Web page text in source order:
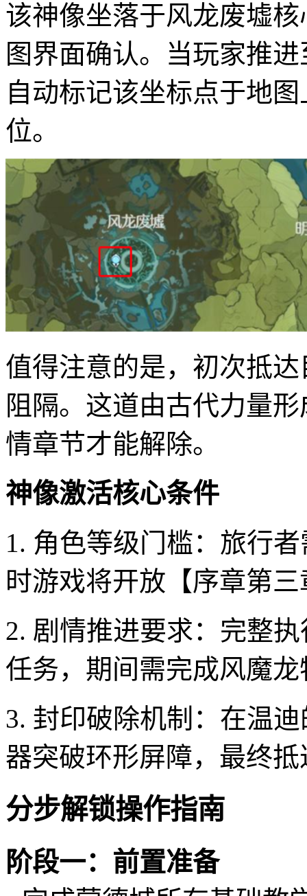
该神像坐落于风龙废墟
图界面确认。当玩家推
自动标记该坐标点于地
位。
值得注意的是，初次抵
阻隔。这道由古代力量
情章节才能解除。
神像激活核心条件
1. 角色等级门槛：旅行
时游戏将开放【序章第
2. 剧情推进要求：完整
任务，期间需完成风魔
3. 封印破除机制：在温
器突破环形屏障，最终
分步解锁操作指南
阶段一：前置准备